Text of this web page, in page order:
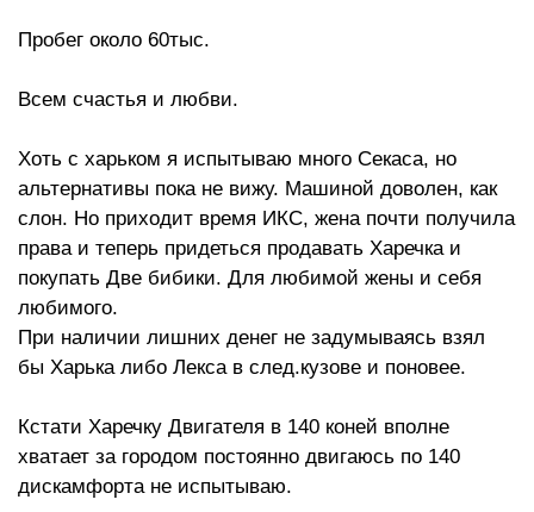
Пробег около 60тыс.
Всем счастья и любви.
Хоть с харьком я испытываю много Секаса, но
альтернативы пока не вижу. Машиной доволен, как
слон. Но приходит время ИКС, жена почти получила
права и теперь придеться продавать Харечка и
покупать Две бибики. Для любимой жены и себя
любимого.
При наличии лишних денег не задумываясь взял
бы Харька либо Лекса в след.кузове и поновее.
Кстати Харечку Двигателя в 140 коней вполне
хватает за городом постоянно двигаюсь по 140
дискамфорта не испытываю.